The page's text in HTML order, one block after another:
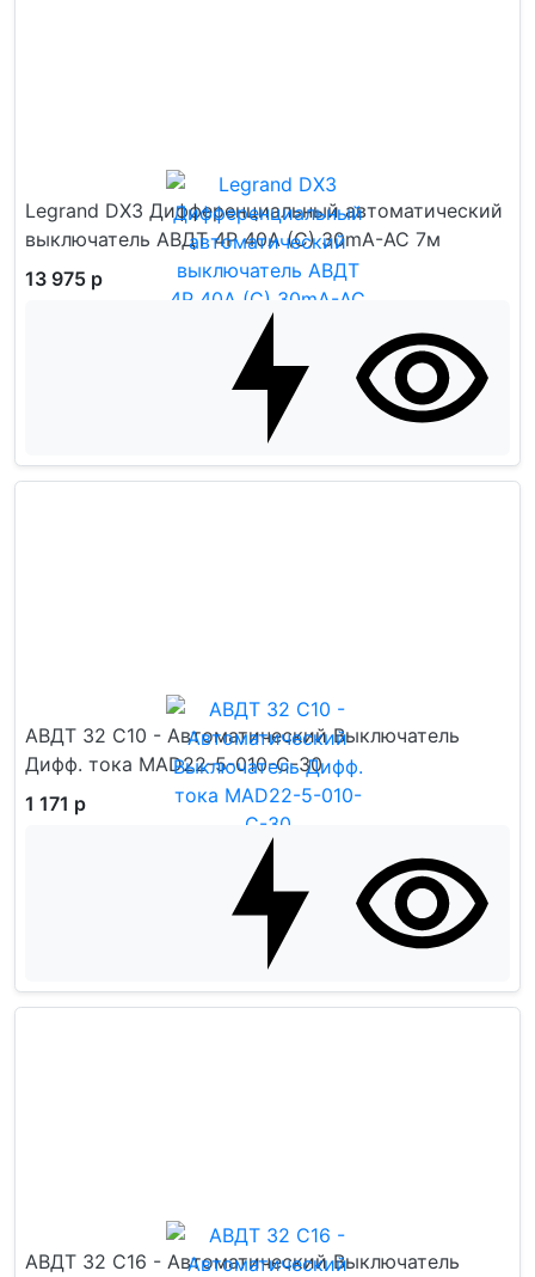
Legrand DX3 Дифференциальный автоматический
выключатель АВДТ 4P 40А (C) 30mA-AC 7м
13 975 р
АВДТ 32 C10 - Автоматический Выключатель
Дифф. тока MAD22-5-010-C-30
1 171 р
АВДТ 32 C16 - Автоматический Выключатель